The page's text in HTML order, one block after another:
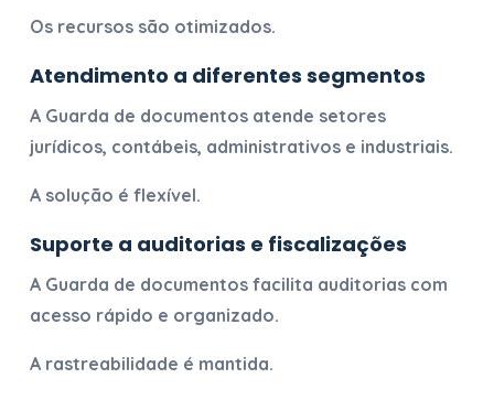
Os recursos são otimizados.
Atendimento a diferentes segmentos
A Guarda de documentosatende setores
jurídicos, contábeis, administrativos e industriais.
A solução é flexível.
Suporte a auditorias e fiscalizações
A Guarda de documentosfacilita auditorias com
acesso rápido e organizado.
A rastreabilidade é mantida.